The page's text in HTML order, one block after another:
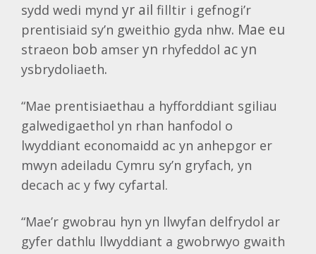
sydd wedi mynd yr ail filltir i gefnogi’r
prentisiaid sy’n gweithio gyda nhw. Mae eu
straeon bob amser yn rhyfeddol ac yn
ysbrydoliaeth.
“Mae prentisiaethau a hyfforddiant sgiliau
galwedigaethol yn rhan hanfodol o
lwyddiant economaidd ac yn anhepgor er
mwyn adeiladu Cymru sy’n gryfach, yn
decach ac y fwy cyfartal.
“Mae’r gwobrau hyn yn llwyfan delfrydol ar
gyfer dathlu llwyddiant a gwobrwyo gwaith